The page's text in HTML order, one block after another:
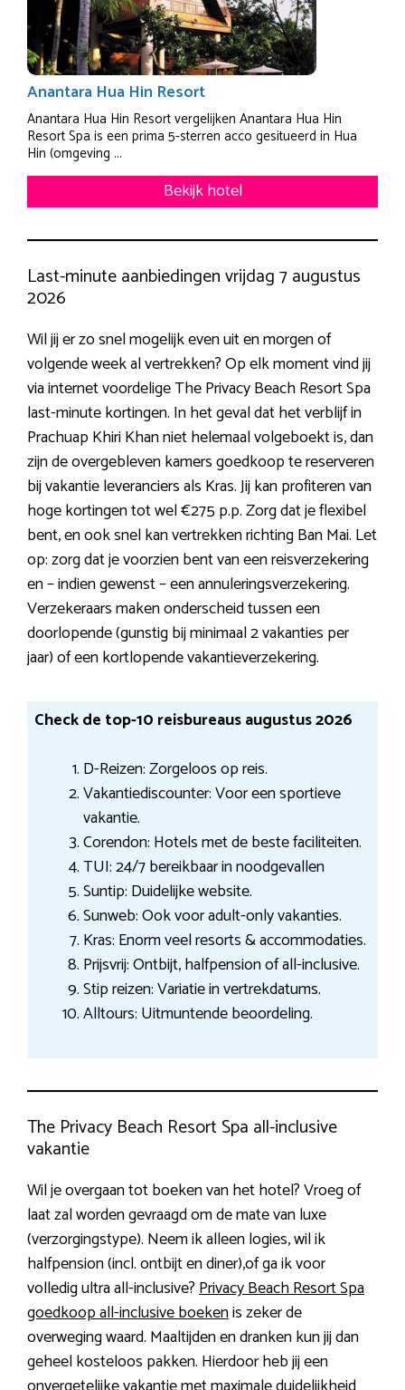
Anantara Hua Hin Resort
Anantara Hua Hin Resort vergelijken Anantara Hua Hin
Resort Spa is een prima 5-sterren acco gesitueerd in Hua
Hin (omgeving ...
Bekijk hotel
Last-minute aanbiedingen vrijdag 7 augustus
2026
Wil jij er zo snel mogelijk even uit en morgen of
volgende week al vertrekken? Op elk moment vind jij
via internet voordelige The Privacy Beach Resort Spa
last-minute kortingen. In het geval dat het verblijf in
Prachuap Khiri Khan niet helemaal volgeboekt is, dan
zijn de overgebleven kamers goedkoop te reserveren
bij vakantie leveranciers als Kras. Jij kan profiteren van
hoge kortingen tot wel €275 p.p. Zorg dat je flexibel
bent, en ook snel kan vertrekken richting Ban Mai. Let
op: zorg dat je voorzien bent van een reisverzekering
en – indien gewenst – een annuleringsverzekering.
Verzekeraars maken onderscheid tussen een
doorlopende (gunstig bij minimaal 2 vakanties per
jaar) of een kortlopende vakantieverzekering.
Check de top-10 reisbureaus augustus 2026
D-Reizen: Zorgeloos op reis.
Vakantiediscounter: Voor een sportieve
vakantie.
Corendon: Hotels met de beste faciliteiten.
TUI: 24/7 bereikbaar in noodgevallen
Suntip: Duidelijke website.
Sunweb: Ook voor adult-only vakanties.
Kras: Enorm veel resorts & accommodaties.
Prijsvrij: Ontbijt, halfpension of all-inclusive.
Stip reizen: Variatie in vertrekdatums.
Alltours: Uitmuntende beoordeling.
The Privacy Beach Resort Spa all-inclusive
vakantie
Wil je overgaan tot boeken van het hotel? Vroeg of
laat zal worden gevraagd om de mate van luxe
(verzorgingstype). Neem ik alleen logies, wil ik
halfpension (incl. ontbijt en diner),of ga ik voor
volledig ultra all-inclusive?Privacy Beach Resort Spa
goedkoop all-inclusive boekenis zeker de
overweging waard. Maaltijden en dranken kun jij dan
geheel kosteloos pakken. Hierdoor heb jij een